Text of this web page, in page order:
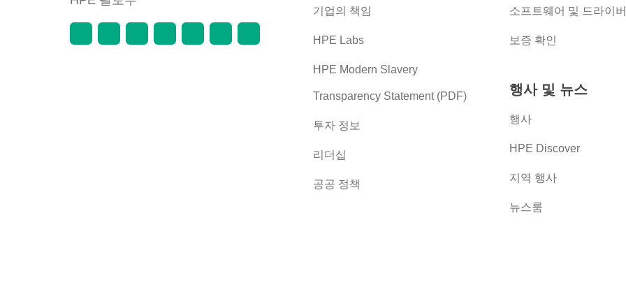
기업의 책임
HPE Labs
HPE Modern Slavery
Transparency Statement (PDF)
투자 정보
리더십
공공 정책
소프트웨어 및 드라이
보증 확인
행사 및 뉴스
행사
HPE Discover
지역 행사
뉴스룸